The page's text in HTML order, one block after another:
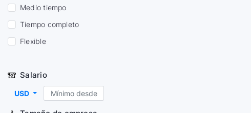
Medio tiempo
Tiempo completo
Flexible
Salario
USD